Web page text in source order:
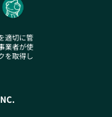
適切に管
業者が使
を取得し